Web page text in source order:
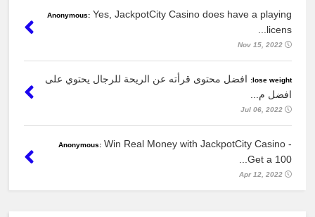
Anonymous: Yes, JackpotCity Casino does have a playing
licens...
Nov 15, 2022
lose weight:
افضل محتوى قرأته عن الريحة للرجال يحتوي على
افضل م...
Jul 06, 2022
Anonymous: Win Real Money with JackpotCity Casino -
Get a 100...
Apr 12, 2022